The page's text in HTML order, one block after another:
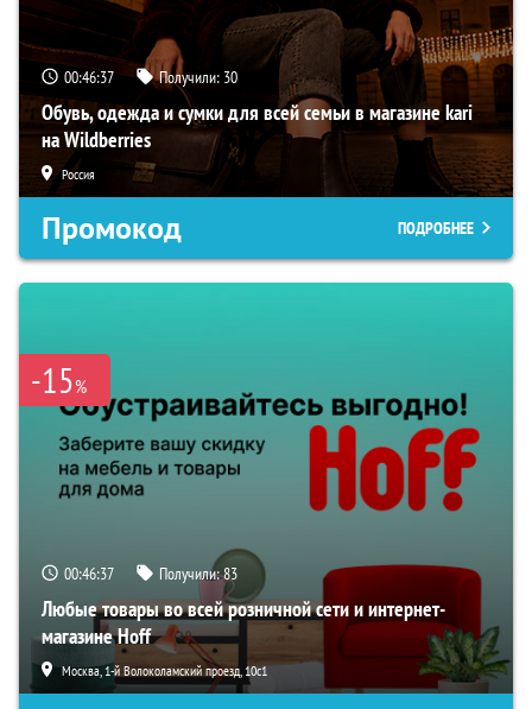
00:46:36 Получили: 30
Обувь, одежда и сумки для всей семьи в магазине kari
на Wildberries
Россия
Промокод ПОДРОБНЕЕ
-15%
00:46:36 Получили:83
Любые товары во всей розничной сети и интернет-
магазине Hoff
Москва, 1-й Волоколамский проезд, 10с1